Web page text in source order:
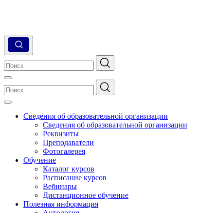
Сведения об образовательной организации
Сведения об образовательной организации
Реквизиты
Преподаватели
Фотогалерея
Обучение
Каталог курсов
Расписание курсов
Вебинары
Дистанционное обучение
Полезная информация